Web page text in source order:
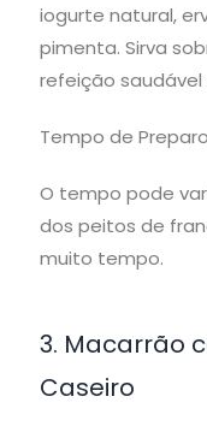
iogurte natural,
pimenta. Sirva
refeição saudável
Tempo de
O tempo pode
dos peitos de
muito tempo.
3. Macarrão
Caseiro